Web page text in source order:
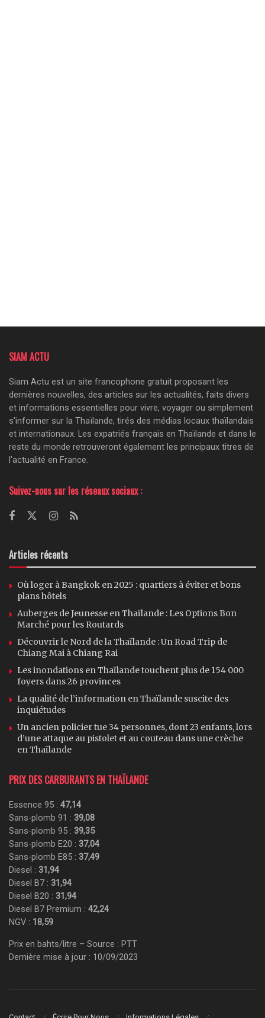
SIAM ACTU
Siam Actu est un site francophone gratuit proposant les
dernières nouvelles, des articles sur les actualités, faits divers
et informations essentielles pour vivre, voyager ou simplement
s'informer sur la Thaïlande, tirés des médias locaux thaïlandais
et internationaux. Les expatriés français en Thaïlande et dans le
reste du monde retrouveront également les principaux titres de
l'actualité en France.
Suivez-nous sur les réseaux sociaux :
Articles récents
Où loger à Bangkok en 2025 : quartiers à éviter et bons
plans hôtels
Auberges de Jeunesse en Thaïlande : Les Options Bon
Marché pour les Routards
Découvrir le Nord de la Thaïlande : Un Road Trip de
Chiang Mai à Chiang Rai
Les inondations en Thaïlande touchent plus de 154 000
foyers dans 26 provinces
La qualité de l’information en Thaïlande suscite des
inquiétudes
Un ancien policier tue 34 personnes, dont 23 enfants, lors
d’une attaque au pistolet et au couteau dans une crèche
en Thaïlande
PRIX DES CARBURANTS EN THAÏLANDE
Essence 95 : 47,14
Sans-plomb 91 : 39,08
Sans-plomb 95 : 39,35
Sans-plomb E20 : 37,04
Sans-plomb E85 : 37,49
Diesel : 31,94
Diesel B7 : 31,94
Diesel B20 : 31,94
Diesel B7 Premium : 42,24
NGV : 18,59
Prix en bahts/litre – Source : PTT
Dernière mise à jour : 10/09/2023